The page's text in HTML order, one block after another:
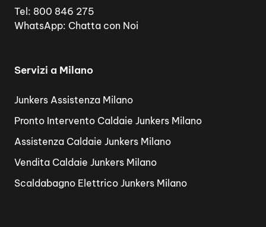
Tel: 800 846 275
WhatsApp: Chatta con Noi
Servizi a Milano
Junkers Assistenza Milano
Pronto Intervento Caldaie Junkers Milano
Assistenza Caldaie Junkers Milano
Vendita Caldaie Junkers Milano
Scaldabagno Elettrico Junkers Milano